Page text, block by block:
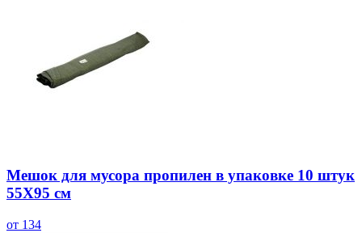
Мешок для мусора пропилен в упаковке 10 штук
55Х95 см
от 134